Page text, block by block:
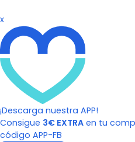
x
¡Descarga nuestra APP!
Consigue 3€ EXTRA en tu
código APP-FB